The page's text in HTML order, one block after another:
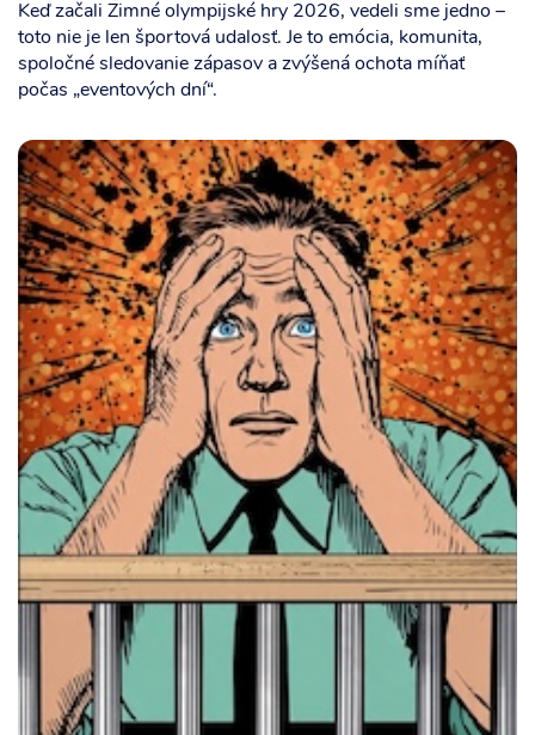
Keď začali Zimné olympijské hry 2026, vedeli sme jedno –
toto nie je len športová udalosť. Je to emócia, komunita,
spoločné sledovanie zápasov a zvýšená ochota míňať
počas „eventových dní“.